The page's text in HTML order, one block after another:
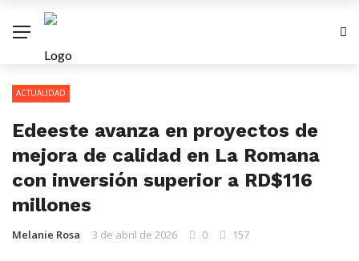
ACTUALIDAD
Edeeste avanza en proyectos de
mejora de calidad en La Romana
con inversión superior a RD$116
millones
Melanie Rosa 3 de abril de 2026 0 157